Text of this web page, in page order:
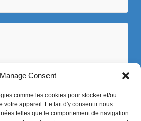
Manage Consent
comme les cookies pour stocker et/ou
votre appareil. Le fait d'y consentir nous
telles que le comportement de navigation
FR